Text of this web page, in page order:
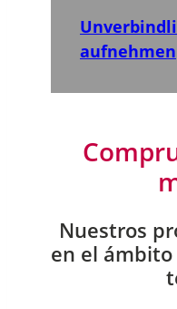
aufnehmen
Nuestros
en el